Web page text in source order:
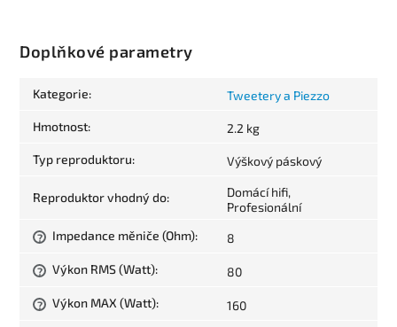
Doplňkové parametry
Kategorie: Tweetery a Piezzo
Hmotnost: 2.2 kg
Typ reproduktoru: Výškový páskový
Reproduktor vhodný do:
Domácí hifi,
Profesionální
? Impedance měniče (Ohm): 8
? Výkon RMS (Watt): 80
? Výkon MAX (Watt): 160